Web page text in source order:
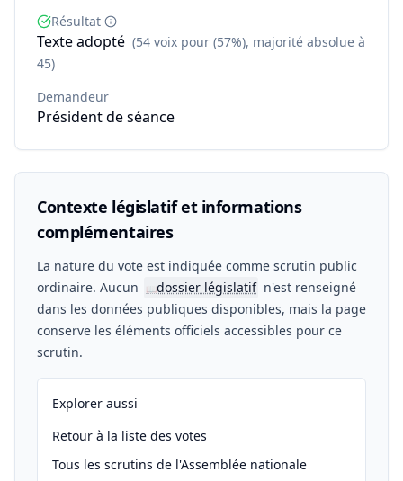
Résultat
Texte adopté (54 voix pour (57%), majorité absolue à
45)
Demandeur
Président de séance
Contexte législatif et informations
complémentaires
La nature du vote est indiquée comme scrutin public
ordinaire. Aucun
📖dossier législatif n'est renseigné
dans les données publiques disponibles, mais la page
conserve les éléments officiels accessibles pour ce
scrutin.
Explorer aussi
Retour à la liste des votes
Tous les scrutins de l'Assemblée nationale